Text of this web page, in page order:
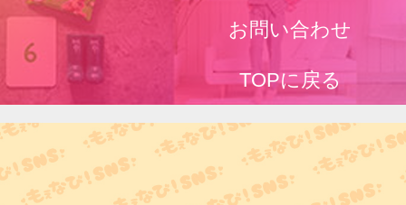
お問い合わせ
TOPに戻る